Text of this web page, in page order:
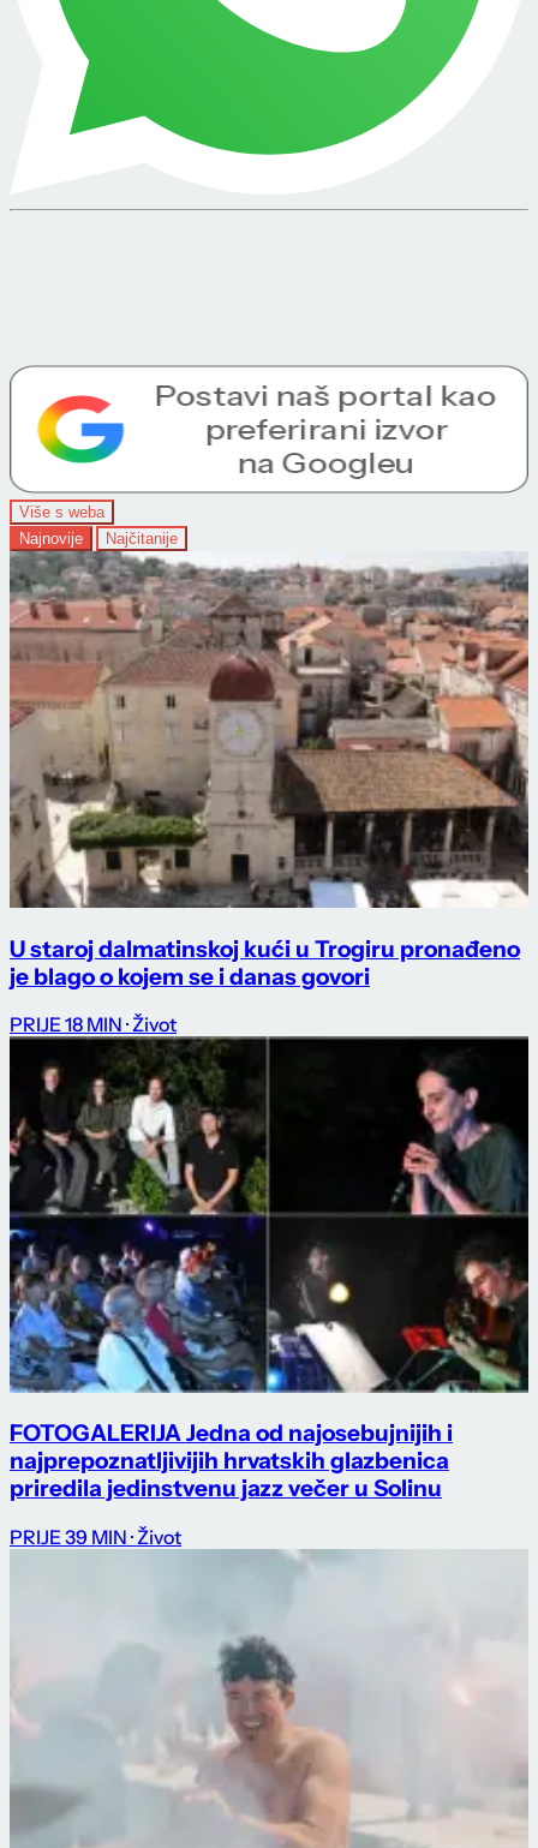
Više s weba
Najnovije
Najčitanije
U staroj dalmatinskoj kući u Trogiru pronađeno
je blago o kojem se i danas govori
PRIJE 18 MIN · Život
FOTOGALERIJA Jedna od najosebujnijih i
najprepoznatljivijih hrvatskih glazbenica
priredila jedinstvenu jazz večer u Solinu
PRIJE 39 MIN · Život